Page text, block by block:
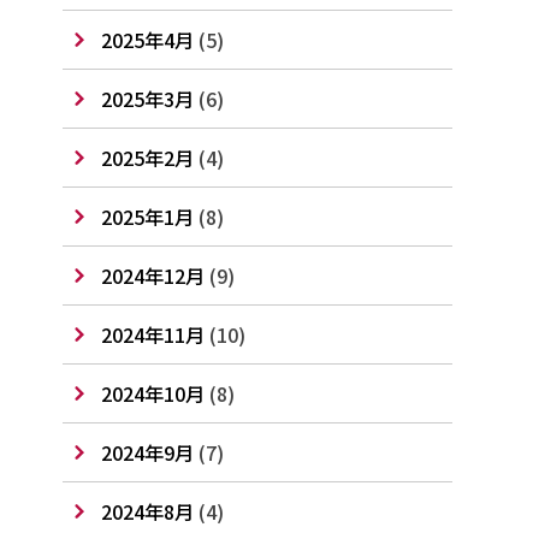
2025年4月 (5)
2025年3月 (6)
2025年2月 (4)
2025年1月 (8)
2024年12月 (9)
2024年11月 (10)
2024年10月 (8)
2024年9月 (7)
2024年8月 (4)